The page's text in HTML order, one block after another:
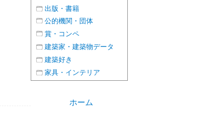
出版・書籍
公的機関・団体
賞・コンペ
建築家・建築物データ
建築好き
家具・インテリア
ホーム